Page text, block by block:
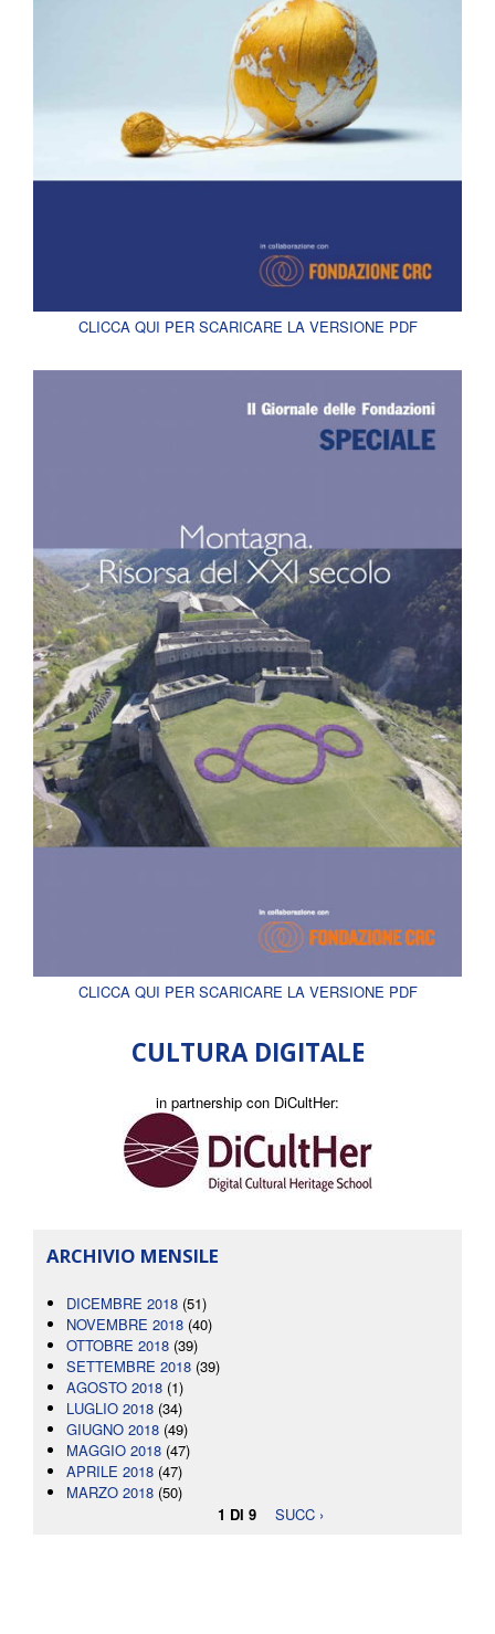
CLICCA QUI PER SCARICARE LA VERSIONE PDF
CLICCA QUI PER SCARICARE LA VERSIONE PDF
CULTURA DIGITALE
in partnership con DiCultHer:
ARCHIVIO MENSILE
DICEMBRE 2018 (51)
NOVEMBRE 2018 (40)
OTTOBRE 2018 (39)
SETTEMBRE 2018 (39)
AGOSTO 2018 (1)
LUGLIO 2018 (34)
GIUGNO 2018 (49)
MAGGIO 2018 (47)
APRILE 2018 (47)
MARZO 2018 (50)
1 DI 9
SUCC ›